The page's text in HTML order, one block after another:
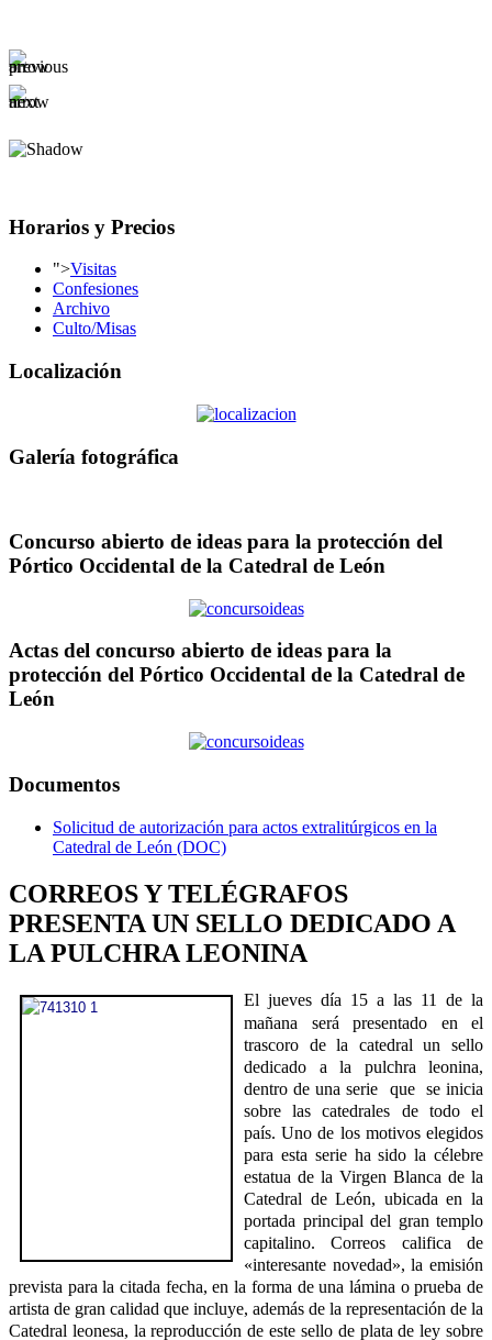
Horarios y Precios
">Visitas
Confesiones
Archivo
Culto/Misas
Localización
Galería fotográfica
Concurso abierto de ideas para la protección del
Pórtico Occidental de la Catedral de León
Actas del concurso abierto de ideas para la
protección del Pórtico Occidental de la Catedral de
León
Documentos
Solicitud de autorización para actos extralitúrgicos en la
Catedral de León (DOC)
CORREOS Y TELÉGRAFOS
PRESENTA UN SELLO DEDICADO A
LA PULCHRA LEONINA
El jueves día 15 a las 11 de la
mañana será presentado en el
trascoro de la catedral un sello
dedicado a la pulchra leonina,
dentro de una serie que se inicia
sobre las catedrales de todo el
país. Uno de los motivos elegidos
para esta serie ha sido la célebre
estatua de la Virgen Blanca de la
Catedral de León, ubicada en la
portada principal del gran templo
capitalino. Correos califica de
«interesante novedad», la emisión
prevista para la citada fecha, en la forma de una lámina o prueba de
artista de gran calidad que incluye, además de la representación de la
Catedral leonesa, la reproducción de este sello de plata de ley sobre